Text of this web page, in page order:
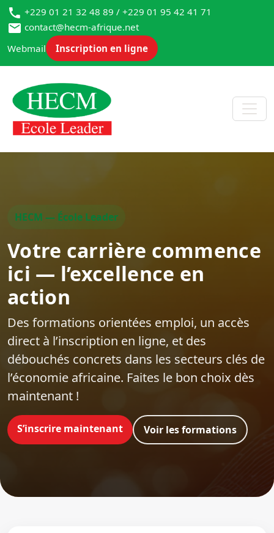
+229 01 21 32 48 89 / +229 01 95 42 41 71
contact@hecm-afrique.net
Webmail
Inscription en ligne
HECM — École Leader
Votre carrière commence
ici — l’excellence en
action
Des formations orientées emploi‍, un accès
direct à l’inscription en ligne, et des
débouchés concrets dans les secteurs clés de
l’économie africaine. Faites le bon choix dès
maintenant !
S’inscrire maintenant Voir les formations